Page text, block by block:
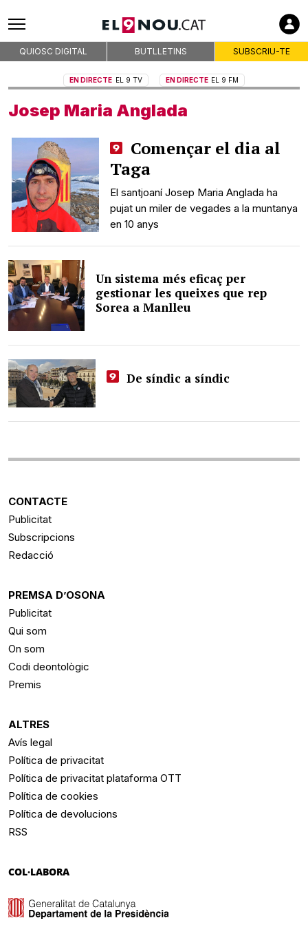
Codi deontològic
Contacte
Avís legal
Política de cookies
RSS
QUIOSC DIGITAL BUTLLETINS SUBSCRIU-TE
EN DIRECTE EL 9 TV EN DIRECTE EL 9 FM
Josep Maria Anglada
Començar el dia al
Taga
El santjoaní Josep Maria Anglada ha
pujat un miler de vegades a la muntanya
en 10 anys
Un sistema més eficaç per
gestionar les queixes que rep
Sorea a Manlleu
De síndic a síndic
CONTACTE
Publicitat
Subscripcions
Redacció
PREMSA D’OSONA
Publicitat
Qui som
On som
Codi deontològic
Premis
ALTRES
Avís legal
Política de privacitat
Política de privacitat plataforma OTT
Política de cookies
Política de devolucions
RSS
COL·LABORA